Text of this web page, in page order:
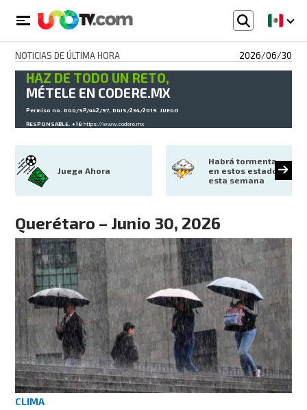
NOTICIAS DE ÚLTIMA HORA 2026/06/30
HAZ DE TODO UN RETO,
MÉTELE EN CODERE.MX
Permiso no. DGG/SP/442/97, DGJS/234/2019. JUEGO
RESPONSABLE. +18https://www.codere.mx
Juega Ahora
Habrá tormenta
en estos estados
esta semana
Querétaro – Junio 30, 2026
CLIMA